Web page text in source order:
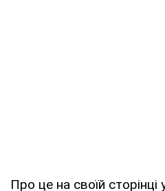
Про це на своїй